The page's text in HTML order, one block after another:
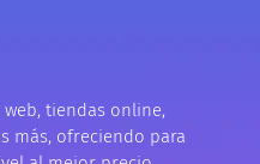
tiendas online,
más, ofreciendo para